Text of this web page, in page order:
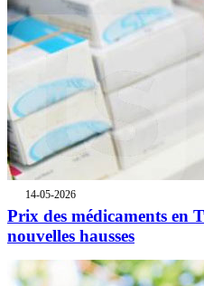
14-05-2026
Prix des médicaments en
nouvelles hausses